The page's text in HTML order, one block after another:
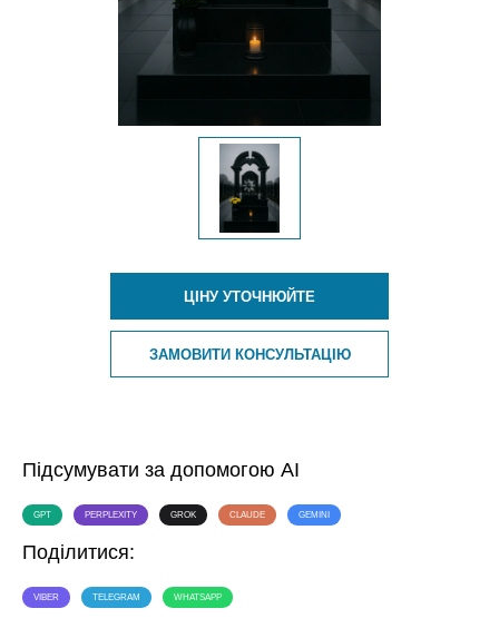
ЦІНУ УТОЧНЮЙТЕ
ЗАМОВИТИ КОНСУЛЬТАЦІЮ
Підсумувати за допомогою AI
GPT PERPLEXITY GROK CLAUDE GEMINI
Поділитися:
VIBER TELEGRAM WHATSAPP